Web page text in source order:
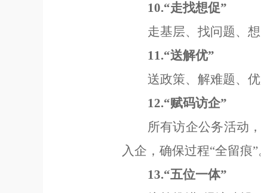
10.“走找想促”
走基层、 找问题、
11.“送解优”
送政策、 解难题、
12.“赋码访企”
所有访企公务活动
入企，确保过程“全留痕”
13.“五位一体”